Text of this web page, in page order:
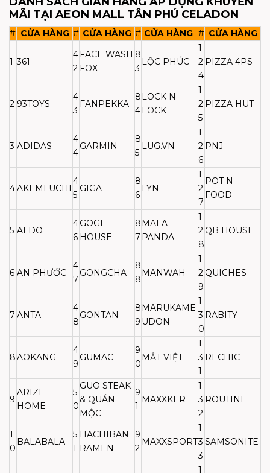
MÃI TẠI AEON MALL TÂN PHÚ CELADON
# CỬA HÀNG # CỬA HÀNG # CỬA HÀNG # CỬA HÀNG
1 361
4
2
FACE WASH
FOX
8
3
LỘC PHÚC
1
2
4
PIZZA 4PS
2 93TOYS
4
3
FANPEKKA
8
4
LOCK N
LOCK
1
2
5
PIZZA HUT
3 ADIDAS
4
4
GARMIN
8
5
LUG.VN
1
2
6
PNJ
4AKEMI UCHI
4
5
GIGA
8
6
LYN
1
2
7
POT N
FOOD
5 ALDO
4
6
GOGI
HOUSE
8
7
MALA
PANDA
1
2
8
QB HOUSE
6 AN PHƯỚC
4
7
GONGCHA
8
8
MANWAH
1
2
9
QUICHES
7 ANTA
4
8
GONTAN
8
9
MARUKAME
UDON
1
3
0
RABITY
8AOKANG
4
9
GUMAC
9
0
MẮT VIỆT
1
3
1
RECHIC
9
ARIZE
HOME
5
0
GUO STEAK
& QUÁN
MỘC
9
1
MAXXKER
1
3
2
ROUTINE
1
0
BALABALA
5
1
HACHIBAN
RAMEN
9
2
MAXXSPORT
1
3
3
SAMSONITE
1